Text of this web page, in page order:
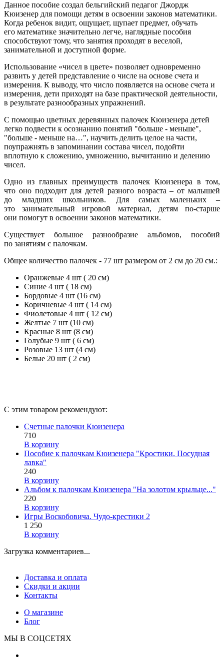
Данное пособие создал бельгийский педагог Джордж
Кюизенер для помощи детям в освоении законов математики.
Когда ребенок видит, ощущает, щупает предмет, обучать
его математике значительно легче, наглядные пособия
способствуют тому, что занятия проходят в веселой,
занимательной и доступной форме.
Использование «чисел в цвете» позволяет одновременно
развить у детей представление о числе на основе счета и
измерения. К выводу, что число появляется на основе счета и
измерения, дети приходят на базе практической деятельности,
в результате разнообразных упражнений.
С помощью цветных деревянных палочек Кюизенера детей
легко подвести к осознанию понятий "больше - меньше",
"больше - меньше на…", научить делить целое на части,
поупражнять в запоминании состава чисел, подойти
вплотную к сложению, умножению, вычитанию и делению
чисел.
Одно из главных преимуществ палочек Кюизенера в том,
что оно подходит для детей разного возраста – от малышей
до младших школьников. Для самых маленьких –
это занимательный игровой материал, детям по-старше
они помогут в освоении законов математики.
Существует большое разнообразие альбомов, пособий
по занятиям с палочкам.
Общее количество палочек - 77 шт размером от 2 см до 20 см.:
Оранжевые 4 шт ( 20 см)
Синие 4 шт ( 18 см)
Бордовые 4 шт (16 см)
Коричневые 4 шт ( 14 см)
Фиолетовые 4 шт ( 12 см)
Желтые 7 шт (10 см)
Красные 8 шт (8 см)
Голубые 9 шт ( 6 см)
Розовые 13 шт (4 см)
Белые 20 шт ( 2 см)
С этим товаром рекомендуют:
Счетные палочки Кюизенера
710
В корзину
Пособие к палочкам Кюизенера "Кростики. Посудная
лавка"
240
В корзину
Альбом к палочкам Кюизенера "На золотом крыльце..."
220
В корзину
Игры Воскобовича. Чудо-крестики 2
1 250
В корзину
Загрузка комментариев...
Доставка и оплата
Скидки и акции
Контакты
О магазине
Блог
МЫ В СОЦСЕТЯХ